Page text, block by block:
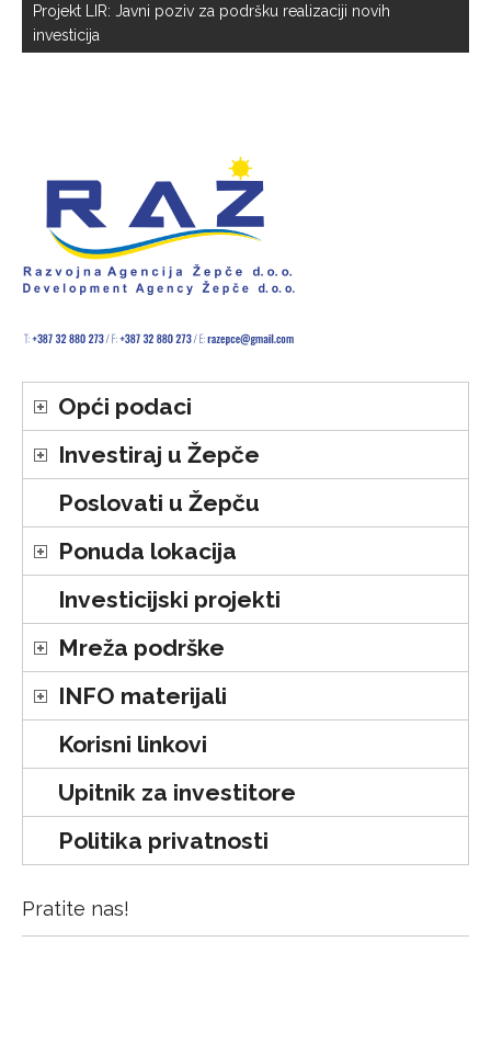
Projekt LIR: Javni poziv za podršku realizaciji novih
investicija
Opći podaci
Investiraj u Žepče
Poslovati u Žepču
Ponuda lokacija
Investicijski projekti
Mreža podrške
INFO materijali
Korisni linkovi
Upitnik za investitore
Politika privatnosti
Pratite nas!